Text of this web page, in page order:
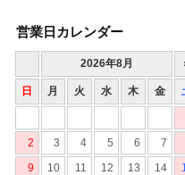
営業日カレンダー